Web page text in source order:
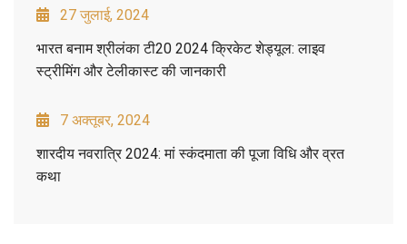
27 जुलाई, 2024
भारत बनाम श्रीलंका टी20 2024 क्रिकेट शेड्यूल: लाइव
स्ट्रीमिंग और टेलीकास्ट की जानकारी
7 अक्तूबर, 2024
शारदीय नवरात्रि 2024: मां स्कंदमाता की पूजा विधि और व्रत
कथा